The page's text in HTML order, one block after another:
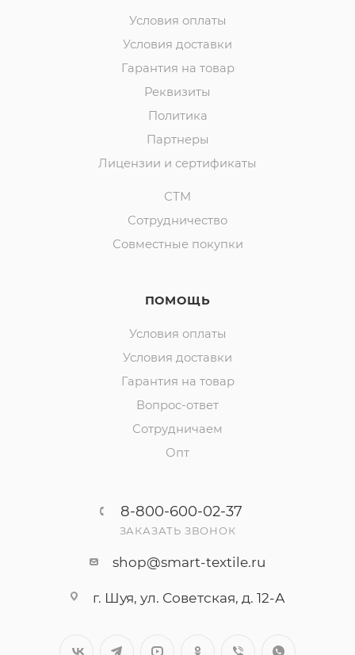
Условия оплаты
Условия доставки
Гарантия на товар
Реквизиты
Политика
Партнеры
Лицензии и сертификаты
СТМ
Сотрудничество
Совместные покупки
ПОМОЩЬ
Условия оплаты
Условия доставки
Гарантия на товар
Вопрос-ответ
Сотрудничаем
Опт
8-800-600-02-37
ЗАКАЗАТЬ ЗВОНОК
shop@smart-textile.ru
г. Шуя, ул. Советская, д. 12-А